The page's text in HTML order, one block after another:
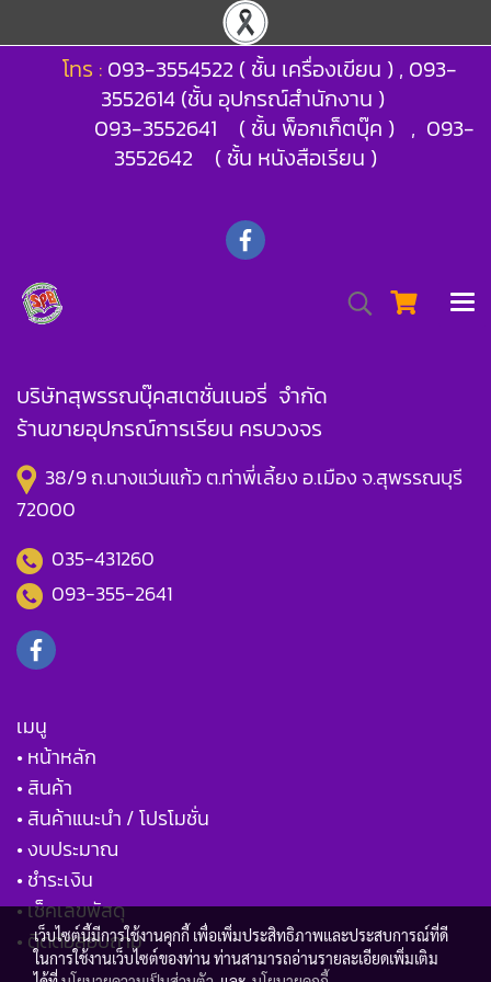
โทร : 093-3554522 ( ชั้น เครื่องเขียน ) , 093-
3552614 (ชั้น อุปกรณ์สำนักงาน )
093-3552641 ( ชั้น พ็อกเก็ตบุ๊ค ) , 093-
3552642 ( ชั้น หนังสือเรียน )
บริษัทสุพรรณบุ๊คสเตชั่นเนอรี่ จำกัด
ร้านขายอุปกรณ์การเรียน ครบวงจร
38/9 ถ.นางแว่นแก้ว ต.ท่าพี่เลี้ยง อ.เมือง จ.สุพรรณบุรี
72000
035-431260
093-355-2641
เมนู
• หน้าหลัก
• สินค้า
• สินค้าแนะนำ / โปรโมชั่น
• งบประมาณ
• ชำระเงิน
• เช็คเลขพัสดุ
• ติดต่อสอบถาม
เว็บไซต์นี้มีการใช้งานคุกกี้ เพื่อเพิ่มประสิทธิภาพและประสบการณ์ที่ดี
ในการใช้งานเว็บไซต์ของท่าน ท่านสามารถอ่านรายละเอียดเพิ่มเติม